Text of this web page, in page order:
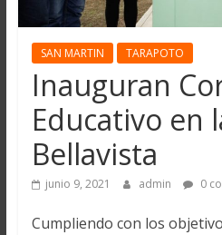
SAN MARTIN TARAPOTO
Inauguran
Educativo en
Bellavista
junio 9, 2021 admin 0
Cumpliendo con los